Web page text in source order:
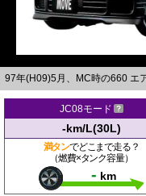
97年(H09)5月、MC時の660 エ
JC08モード
-km/L(30L)
満タンでどこまで走る？
（燃費×タンク容量）
- km